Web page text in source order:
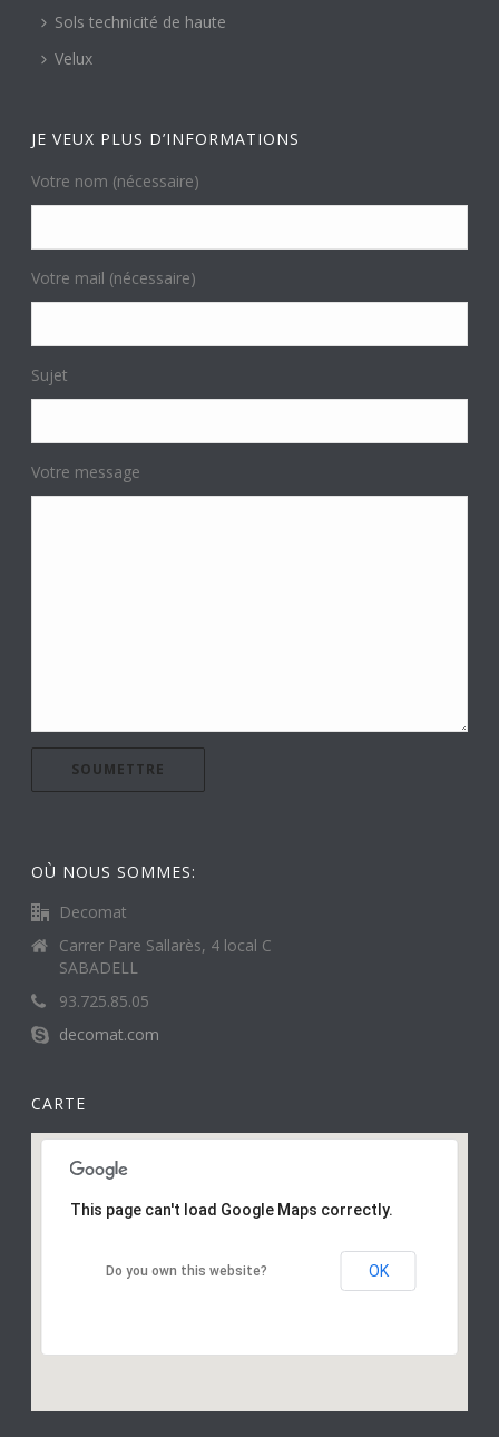
Sols technicité de haute
Velux
JE VEUX PLUS D’INFORMATIONS
Votre nom (nécessaire)
Votre mail (nécessaire)
Sujet
Votre message
OÙ NOUS SOMMES:
Decomat
Carrer Pare Sallarès, 4 local C
SABADELL
93.725.85.05
decomat.com
CARTE
This page can't load Google Maps correctly.
Do you own this website? OK